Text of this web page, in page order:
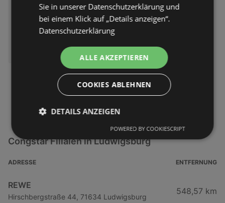
Congstar Filialen in Ludwigsburg
ADRESSE ENTFERNUNG
REWE
Hirschbergstraße 44, 71634 Ludwigsburg
548,57 km
Sie in unserer Datenschutzerklärung und
bei einem Klick auf „Details anzeigen“.
Datenschutzerklärung
ALLE AKZEPTIEREN
COOKIES ABLEHNEN
DETAILS ANZEIGEN
POWERED BY COOKIESCRIPT